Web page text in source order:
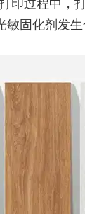
固化剂发